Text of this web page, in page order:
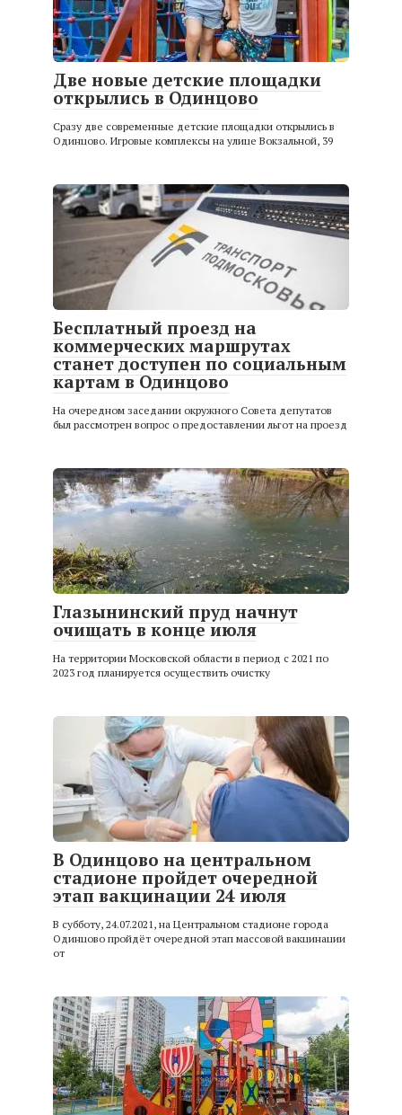
Две новые детские площадки
открылись в Одинцово
Сразу две современные детские площадки открылись в
Одинцово. Игровые комплексы на улице Вокзальной, 39
Бесплатный проезд на
коммерческих маршрутах
станет доступен по социальным
картам в Одинцово
На очередном заседании окружного Совета депутатов
был рассмотрен вопрос о предоставлении льгот на проезд
Глазынинский пруд начнут
очищать в конце июля
На территории Московской области в период с 2021 по
2023 год планируется осуществить очистку
В Одинцово на центральном
стадионе пройдет очередной
этап вакцинации 24 июля
В субботу, 24.07.2021, на Центральном стадионе города
Одинцово пройдёт очередной этап массовой вакцинации
от